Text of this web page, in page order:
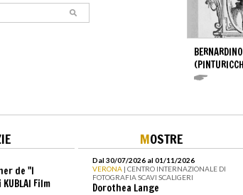
de "I
KUBLAI Film
MOSTRE
Dal 30/07/2026 al 01/11/2026
VERONA | CENTRO INTERNAZIONALE DI
FOTOGRAFIA SCAVI SCALIGERI
Dorothea Lange